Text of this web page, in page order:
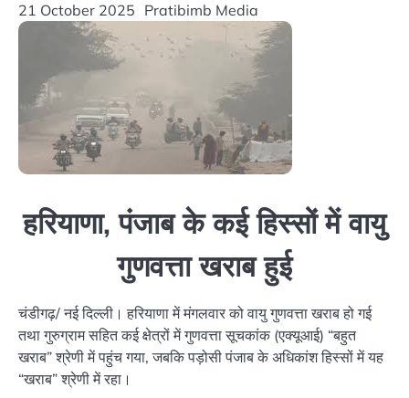
21 October 2025 Pratibimb Media
हरियाणा, पंजाब के कई हिस्सों में वायु
गुणवत्ता खराब हुई
चंडीगढ़/ नई दिल्ली। हरियाणा में मंगलवार को वायु गुणवत्ता खराब हो गई
तथा गुरुग्राम सहित कई क्षेत्रों में गुणवत्ता सूचकांक (एक्यूआई) “बहुत
खराब” श्रेणी में पहुंच गया, जबकि पड़ोसी पंजाब के अधिकांश हिस्सों में यह
“खराब” श्रेणी में रहा।